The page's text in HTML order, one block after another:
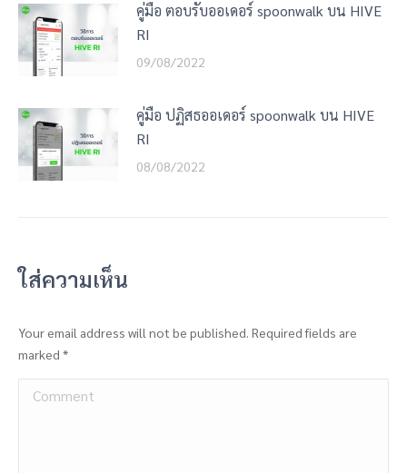
คู่มือ ตอบรับออเดอร์ spoonwalk บน HIVE
RI
09/08/2022
คู่มือ ปฏิสธออเดอร์ spoonwalk บน HIVE
RI
08/08/2022
ใส่ความเห็น
Your email address will not be published. Required fields are
marked *
Comment